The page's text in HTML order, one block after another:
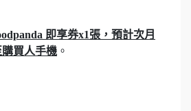
即享券x1張，預計次月
買人手機 。